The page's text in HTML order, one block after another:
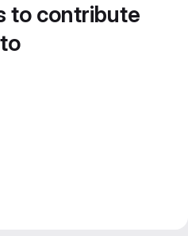
to contribute
to